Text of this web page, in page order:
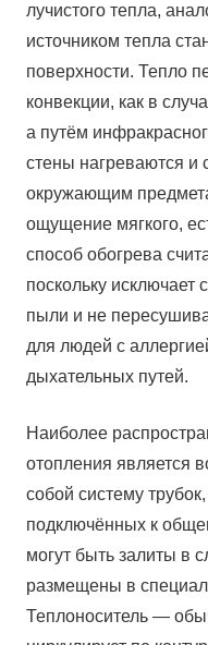
лучистого тепла,
источником тепла
поверхности. Тепло
конвекции, как в
а путём
стены нагреваются и
окружающим
ощущение мягкого,
способ обогрева
поскольку исключает
пыли и не
для людей с
дыхательных путей.
Наиболее
отопления является
собой систему
подключённых к
могут быть залиты в
размещены в
Теплоноситель —